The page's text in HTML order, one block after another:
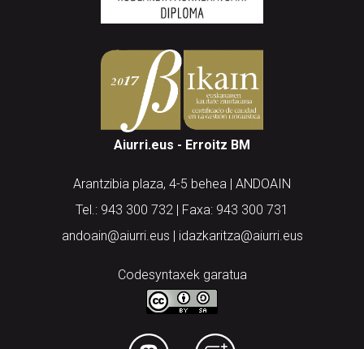
Aiurri.eus - Erroitz BM
Arantzibia plaza, 4-5 behea | ANDOAIN
Tel.: 943 300 732 | Faxa: 943 300 731
andoain@aiurri.eus | idazkaritza@aiurri.eus
Codesyntaxek garatua